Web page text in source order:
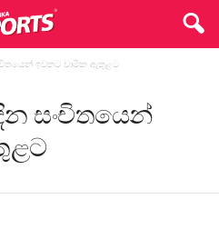
ඉවතට චාමික ඇතුළට
සංචිතයෙන්